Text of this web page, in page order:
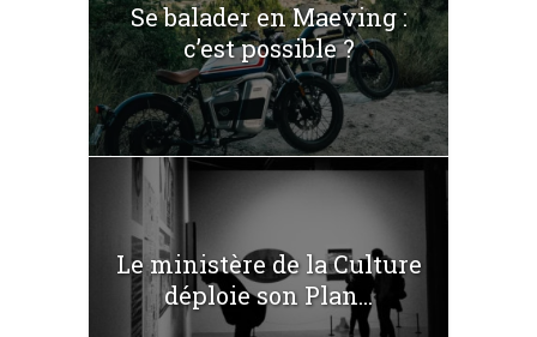
Se balader en Maeving :
c’est possible ?
Le ministère de la Culture
déploie son Plan...